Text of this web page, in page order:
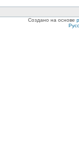
Создано на основе